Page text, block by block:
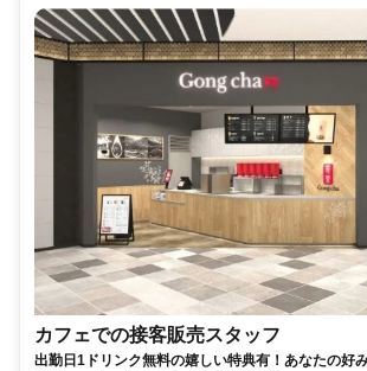
カフェでの接客販売スタッフ
出勤日1ドリンク無料の嬉しい特典有！あなたの好